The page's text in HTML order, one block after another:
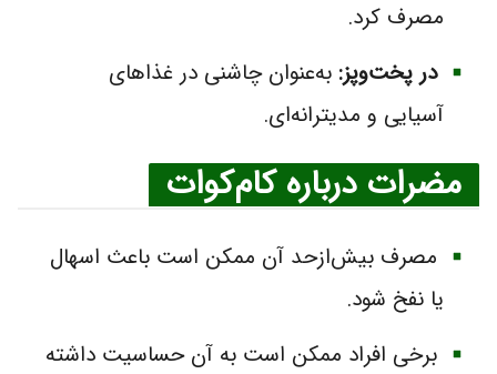
مصرف کرد.
در پخت‌وپز: به‌عنوان چاشنی در غذاهای
آسیایی و مدیترانه‌ای.
مضرات درباره کام‌کوات
مصرف بیش‌ازحد آن ممکن است باعث اسهال
یا نفخ شود.
برخی افراد ممکن است به آن حساسیت داشته